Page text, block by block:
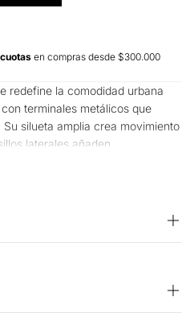
en compras desde $300.000
redefine la comodidad urbana
terminales metálicos que
silueta amplia crea movimiento
laterales añaden
diario. Diseñado para